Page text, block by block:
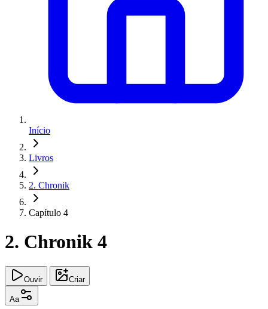
Início
Livros
2. Chronik
Capítulo 4
2. Chronik 4
Ouvir Criar
Aa